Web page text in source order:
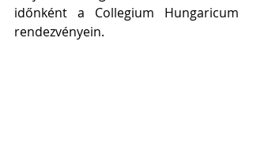
időnként a Collegium Hungaricum
rendezvényein.